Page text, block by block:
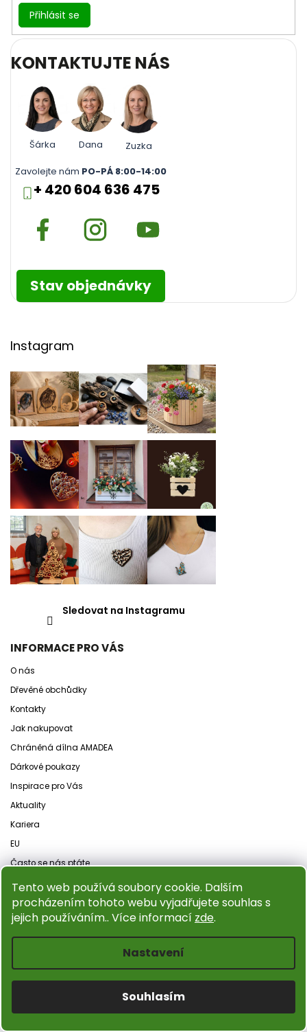
Tento web používá soubory cookie. Dalším
procházením tohoto webu vyjadřujete souhlas s
jejich používáním.. Více informací zde.
Nastavení
Souhlasím
Přihlásit se
KONTAKTUJTE NÁS
Šárka Dana
Zuzka
Zavolejte nám PO-PÁ 8:00-14:00
+ 420 604 636 475
Stav objednávky
Instagram
Sledovat na Instagramu
INFORMACE PRO VÁS
O nás
Dřevěné obchůdky
Kontakty
Jak nakupovat
Chráněná dílna AMADEA
Dárkové poukazy
Inspirace pro Vás
Aktuality
Kariera
EU
Často se nás ptáte
Naučný koutek
MŮJ ÚČET
Přihlášení
Historie objednávek